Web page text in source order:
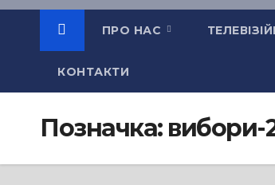
ПРО НАС
КОНТАКТИ
Позначка: вибори-